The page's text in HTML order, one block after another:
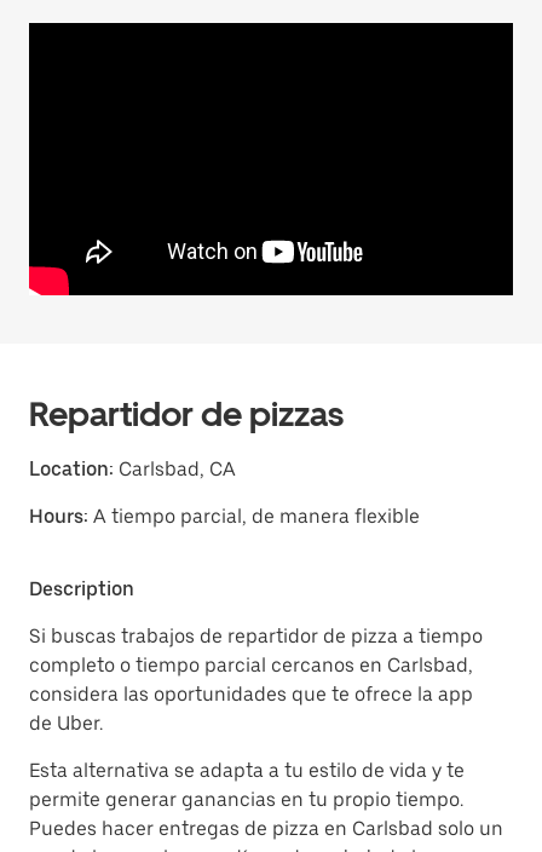
Repartidor de pizzas
Location: Carlsbad, CA
Hours: A tiempo parcial, de manera flexible
Description
Si buscas trabajos de repartidor de pizza a tiempo
completo o tiempo parcial cercanos en Carlsbad,
considera las oportunidades que te ofrece la app
de Uber.
Esta alternativa se adapta a tu estilo de vida y te
permite generar ganancias en tu propio tiempo.
Puedes hacer entregas de pizza en Carlsbad solo un